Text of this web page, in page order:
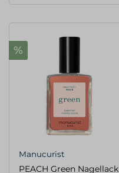
%
Manucurist
PEACH Green Nagellack